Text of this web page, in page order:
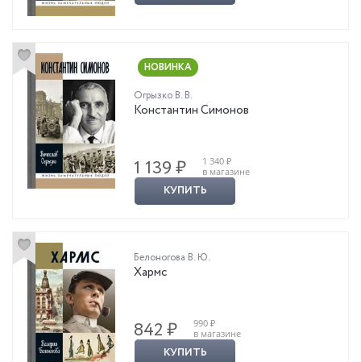
НОВИНКА
Огрызко В. В.
Константин Симонов
1 139 ₽
1 340 ₽
в магазине
КУПИТЬ
Белоногова В. Ю.
Хармс
842 ₽
990 ₽
в магазине
КУПИТЬ